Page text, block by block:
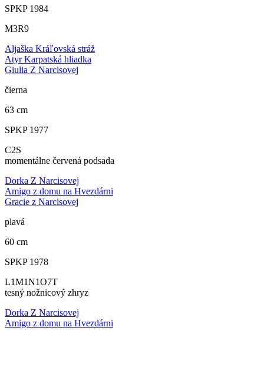
SPKP 1984
M3R9
Aljaška Kráľovská stráž
Atyr Karpatská hliadka
Giulia Z Narcisovej
čierna
63 cm
SPKP 1977
C2S
momentálne červená podsada
Dorka Z Narcisovej
Amigo z domu na Hvezdárni
Gracie z Narcisovej
plavá
60 cm
SPKP 1978
L1M1N1O7T
tesný nožnicový zhryz
Dorka Z Narcisovej
Amigo z domu na Hvezdárni